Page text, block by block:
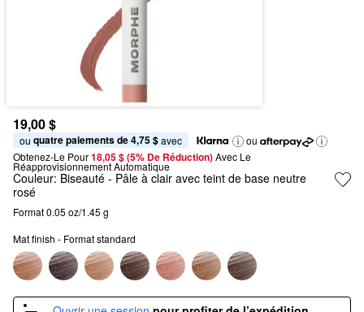
19,00 $
ou quatre paiements de 4,75 $ avec
ou
Obtenez-Le Pour18,05 $ (5% De Réduction) Avec Le
Réapprovisionnement Automatique
Couleur: Biseauté - Pâle à clair avec teint de base neutre
rosé
Format 0.05 oz/1.45 g
Mat finish - Format standard